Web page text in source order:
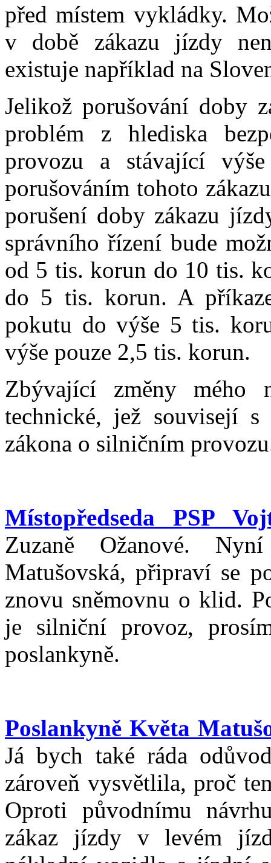
před místem vykládky.
v době zákazu jízdy
existuje například na
Jelikož porušování doby
problém z hlediska
provozu a stávající
porušováním tohoto
porušení doby zákazu
správního řízení bude
od 5 tis. korun do 10 tis.
do 5 tis. korun. A
pokutu do výše 5 tis.
výše pouze 2,5 tis. korun.
Zbývající změny mého
technické, jež souvisejí
zákona o silničním
Místopředseda PSP
Zuzaně Ožanové.
Matušovská, připraví se
znovu sněmovnu o klid.
je silniční provoz,
poslankyně.
Poslankyně Květa
Já bych také ráda
zároveň vysvětlila, proč
Oproti původnímu
zákaz jízdy v levém